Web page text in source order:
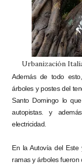
Urbanización
Además de todo
árboles y postes del
Santo Domingo lo
autopistas. y
electricidad.
En la Autovía del Este
ramas y árboles fueron